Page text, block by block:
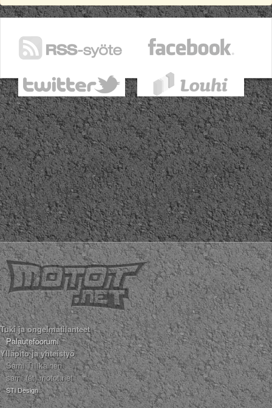
Tuki ja ongelmatilanteet
Palautefoorumi
Ylläpito ja yhteistyö
Sami Tiilikainen
sami (ät) motot.net
STi Design